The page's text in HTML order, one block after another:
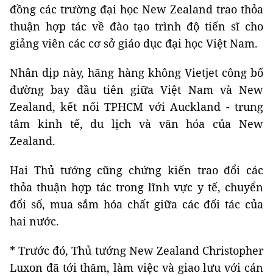
đồng các trường đại học New Zealand trao thỏa
thuận hợp tác về đào tạo trình độ tiến sĩ cho
giảng viên các cơ sở giáo dục đại học Việt Nam.
Nhân dịp này, hãng hàng không Vietjet công bố
đường bay đầu tiên giữa Việt Nam và New
Zealand, kết nối TPHCM với Auckland - trung
tâm kinh tế, du lịch và văn hóa của New
Zealand.
Hai Thủ tướng cũng chứng kiến trao đổi các
thỏa thuận hợp tác trong lĩnh vực y tế, chuyển
đổi số, mua sắm hóa chất giữa các đối tác của
hai nước.
* Trước đó, Thủ tướng New Zealand Christopher
Luxon đã tới thăm, làm việc và giao lưu với cán